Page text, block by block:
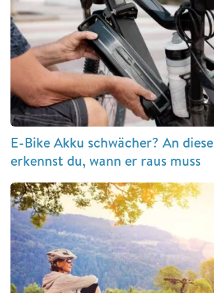
E-Bike Akku schwächer? An
erkennst du, wann er raus muss